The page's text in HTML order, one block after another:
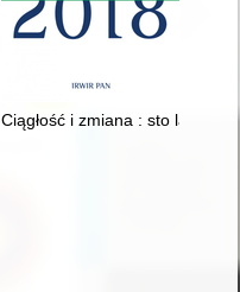
Oddział Muzeum
Ciągłość i zmiana : sto lat